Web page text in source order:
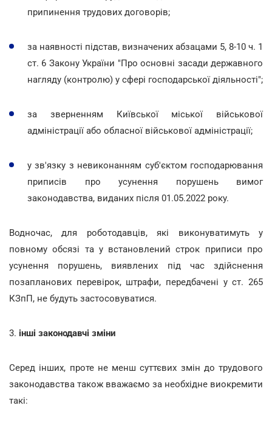
припинення трудових договорів;
за наявності підстав, визначених абзацами 5, 8-10 ч. 1
ст. 6 Закону України "Про основні засади державного
нагляду (контролю) у сфері господарської діяльності";
за зверненням Київської міської військової
адміністрації або обласної військової адміністрації;
у зв'язку з невиконанням суб'єктом господарювання
приписів про усунення порушень вимог
законодавства, виданих після 01.05.2022 року.
Водночас, для роботодавців, які виконуватимуть у
повному обсязі та у встановлений строк приписи про
усунення порушень, виявлених під час здійснення
позапланових перевірок, штрафи, передбачені у ст. 265
КЗпП, не будуть застосовуватися.
3. інші законодавчі зміни
Серед інших, проте не менш суттєвих змін до трудового
законодавства також вважаємо за необхідне виокремити
такі: